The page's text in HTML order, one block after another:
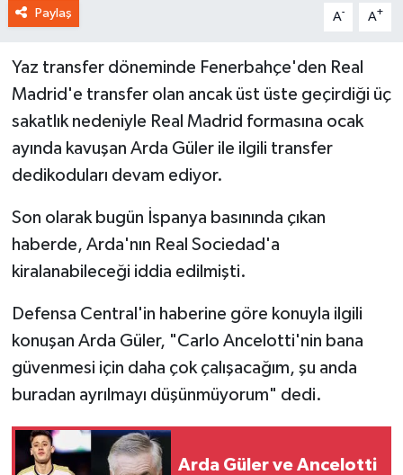
Paylaş A- A+
Yaz transfer döneminde Fenerbahçe'den Real
Madrid'e transfer olan ancak üst üste geçirdiği üç
sakatlık nedeniyle Real Madrid formasına ocak
ayında kavuşan Arda Güler ile ilgili transfer
dedikoduları devam ediyor.
Son olarak bugün İspanya basınında çıkan
haberde, Arda'nın Real Sociedad'a
kiralanabileceği iddia edilmişti.
Defensa Central'in haberine göre konuyla ilgili
konuşan Arda Güler, "Carlo Ancelotti'nin bana
güvenmesi için daha çok çalışacağım, şu anda
buradan ayrılmayı düşünmüyorum" dedi.
Arda Güler ve Ancelotti